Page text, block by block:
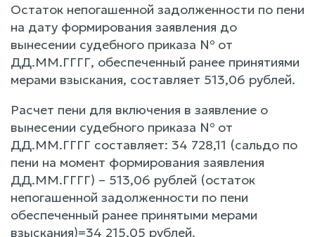
Остаток непогашенной задолженности по пени
на дату формирования заявления до
вынесении судебного приказа № от
ДД.ММ.ГГГГ, обеспеченный ранее принятиями
мерами взыскания, составляет 513,06 рублей.
Расчет пени для включения в заявление о
вынесении судебного приказа № от
ДД.ММ.ГГГГ составляет: 34 728,11 (сальдо по
пени на момент формирования заявления
ДД.ММ.ГГГГ) – 513,06 рублей (остаток
непогашенной задолженности по пени
обеспеченный ранее принятыми мерами
взыскания)=34 215,05 рублей.